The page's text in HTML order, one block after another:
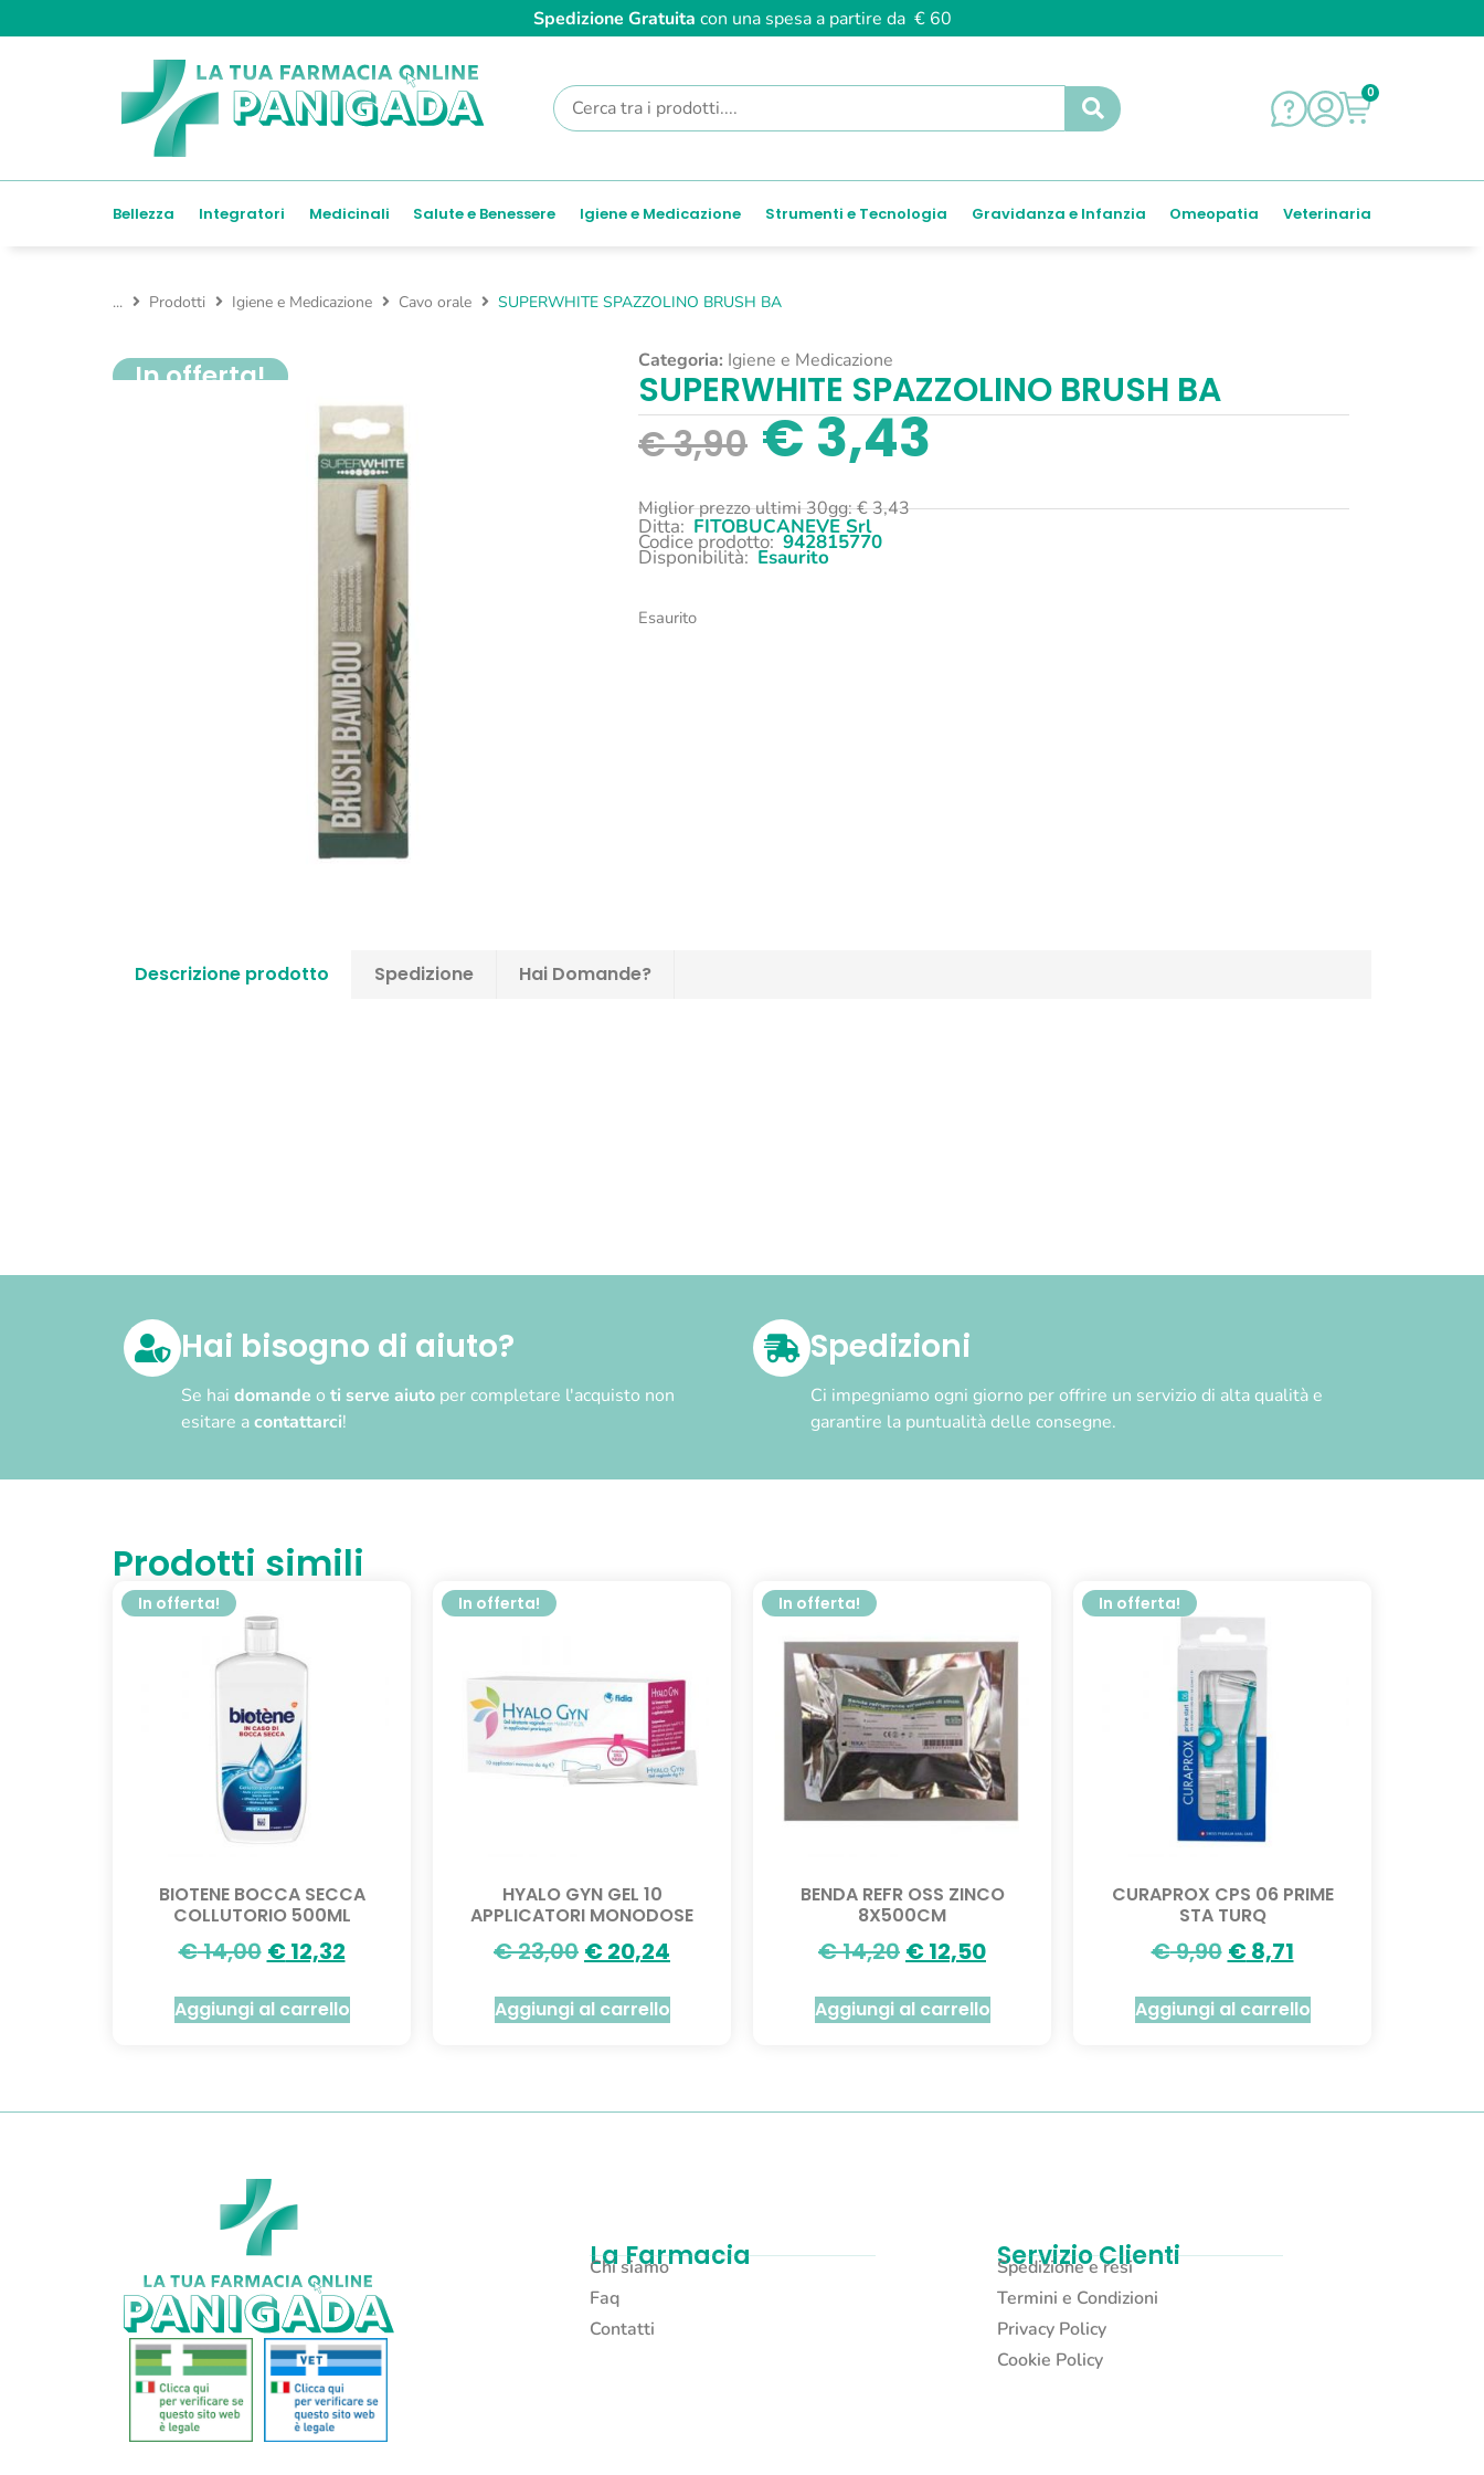
Spedizione Gratuita con una spesa a partire da € 60
0
Bellezza Integratori Medicinali Salute e Benessere Igiene e Medicazione Strumenti e Tecnologia Gravidanza e Infanzia Omeopatia Veterinaria
... Prodotti Igiene e Medicazione Cavo orale SUPERWHITE SPAZZOLINO BRUSH BA
In offerta! Categoria: Igiene e Medicazione
SUPERWHITE SPAZZOLINO BRUSH BA
€3,90 €3,43
Miglior prezzo ultimi 30gg:€3,43
Ditta: FITOBUCANEVE Srl
Codice prodotto: 942815770
Disponibilità: Esaurito
Esaurito
Descrizione prodotto Spedizione Hai Domande?
Hai bisogno di aiuto?
Se hai domande o ti serve aiuto per completare l'acquisto non
esitare acontattarci!
Spedizioni
Ci impegniamo ogni giorno per offrire un servizio di alta qualità e
garantire la puntualità delle consegne.
Prodotti simili
In offerta!
BIOTENE BOCCA SECCA
COLLUTORIO 500ML
€14,00 €12,32
Aggiungi al carrello
In offerta!
HYALO GYN GEL 10
APPLICATORI MONODOSE
€23,00 €20,24
Aggiungi al carrello
In offerta!
BENDA REFR OSS ZINCO
8X500CM
€14,20 €12,50
Aggiungi al carrello
In offerta!
CURAPROX CPS 06 PRIME
STA TURQ
€9,90 €8,71
Aggiungi al carrello
La Farmacia
Chi siamo
Faq
Contatti
Servizio Clienti
Spedizione e resi
Termini e Condizioni
Privacy Policy
Cookie Policy